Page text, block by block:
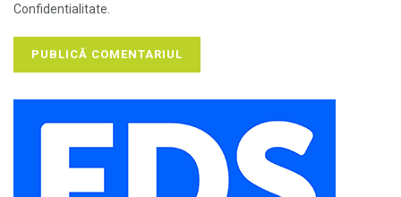
Confidentialitate.